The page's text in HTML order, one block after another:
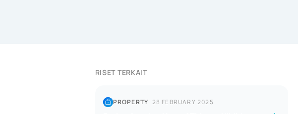
RISET TERKAIT
PROPERTY| 28 FEBRUARY 2025